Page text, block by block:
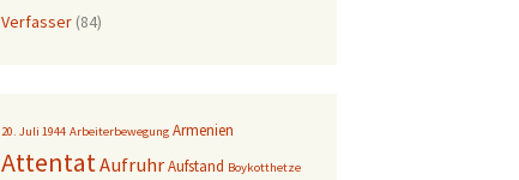
Verfasser (84)
20. Juli 1944 Arbeiterbewegung Armenien
AttentatAufruhrAufstand Boykotthetze